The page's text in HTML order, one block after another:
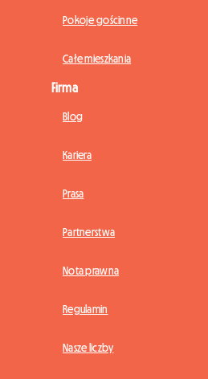
Pokoje gościnne
Całe mieszkania
Firma
Blog
Kariera
Prasa
Partnerstwa
Nota prawna
Regulamin
Nasze liczby